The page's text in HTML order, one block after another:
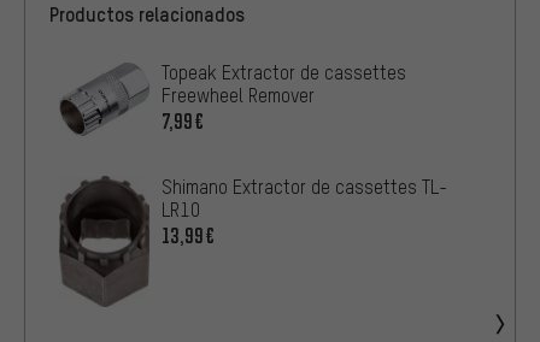
Productos relacionados
Topeak Extractor de cassettes
Freewheel Remover
7,99€
Shimano Extractor de cassettes TL-
LR10
13,99€